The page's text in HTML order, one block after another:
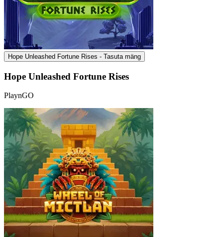
Hope Unleashed Fortune Rises - Tasuta mäng
Hope Unleashed Fortune Rises
PlaynGO